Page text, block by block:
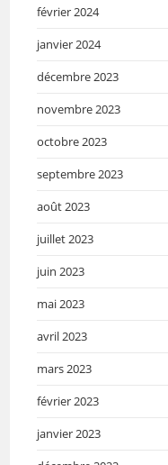
février 2024
janvier 2024
décembre 2023
novembre 2023
octobre 2023
septembre 2023
août 2023
juillet 2023
juin 2023
mai 2023
avril 2023
mars 2023
février 2023
janvier 2023